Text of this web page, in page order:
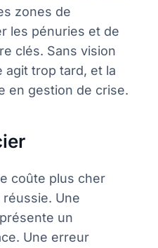
zones de
les pénuries et de
clés. Sans vision
agit trop tard, et la
en gestion de crise.
coûte plus cher
réussie. Une
un
Une erreur